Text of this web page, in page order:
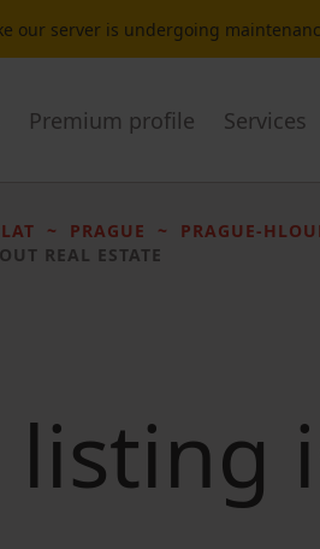
our server is undergoing
Premium profile Services
PRAGUE
PRAGUE-
REAL ESTATE
listing